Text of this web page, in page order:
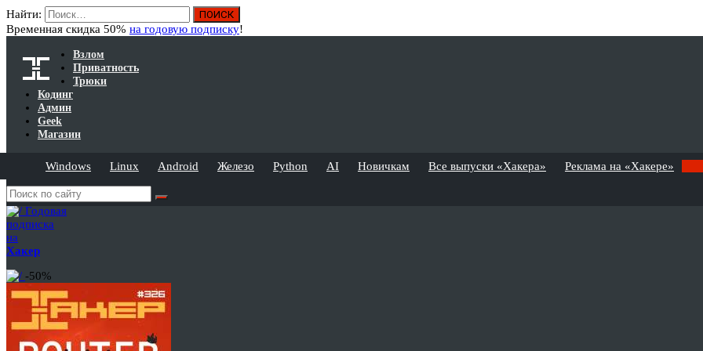
Найти:
Временная скидка 50% на годовую подписку!
Взлом
Приватность
Трюки
Кодинг
Админ
Geek
Магазин
Windows Linux Android Железо Python AI Новичкам Все выпуски «Хакера» Реклама на «Хакере»
Годовая
подписка
на
Хакер
-50%